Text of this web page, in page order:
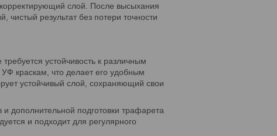
слой. После высыхания
чистый результат без потери точности
устойчивость к различным
краскам, что делает его удобным
устойчивый слой, сохраняющий свои
дополнительной подготовки трафарета
и подходит для регулярного